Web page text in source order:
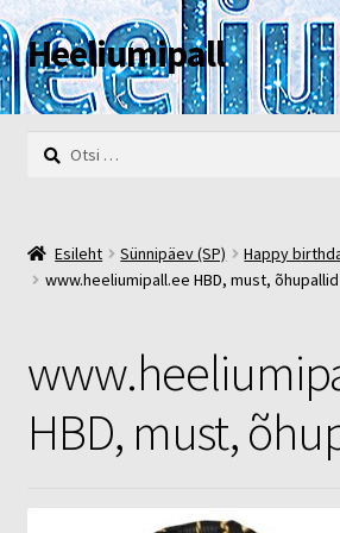
Liigu
navigeerimisele
Liigu
sisu
juurde
Heeliumipall
Esileht
Kontakt
Müügi- ja privaatsustingimused
POOD
Otsi:
Esileht Sünnipäev (SP)
Happy
www.heeliumipall.ee HBD, must, õhupallid
HBD, must,